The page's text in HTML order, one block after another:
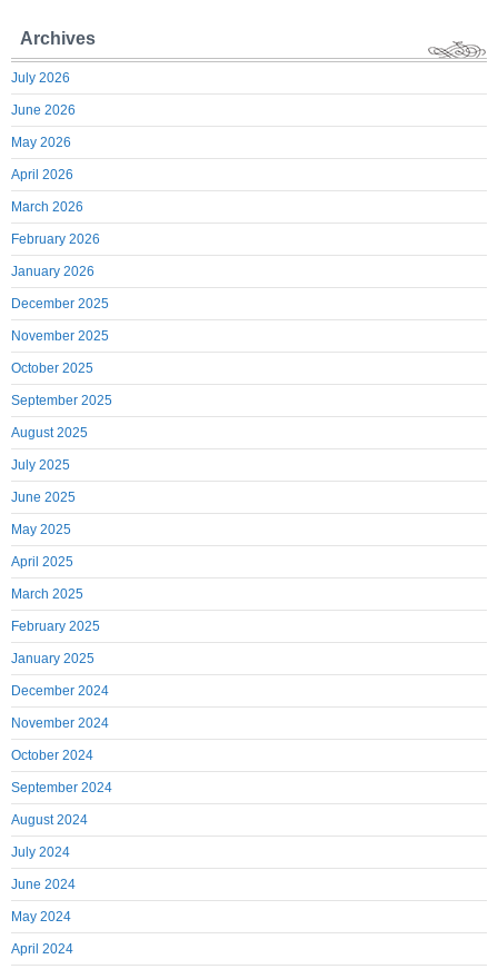
Archives
July 2026
June 2026
May 2026
April 2026
March 2026
February 2026
January 2026
December 2025
November 2025
October 2025
September 2025
August 2025
July 2025
June 2025
May 2025
April 2025
March 2025
February 2025
January 2025
December 2024
November 2024
October 2024
September 2024
August 2024
July 2024
June 2024
May 2024
April 2024